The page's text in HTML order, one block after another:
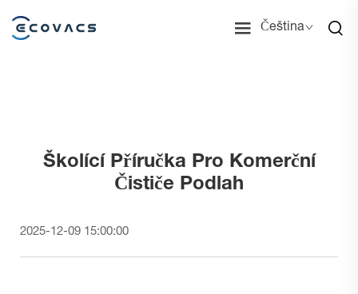
Čeština
Školící Příručka Pro Komerční
Čističe Podlah
2025-12-09 15:00:00